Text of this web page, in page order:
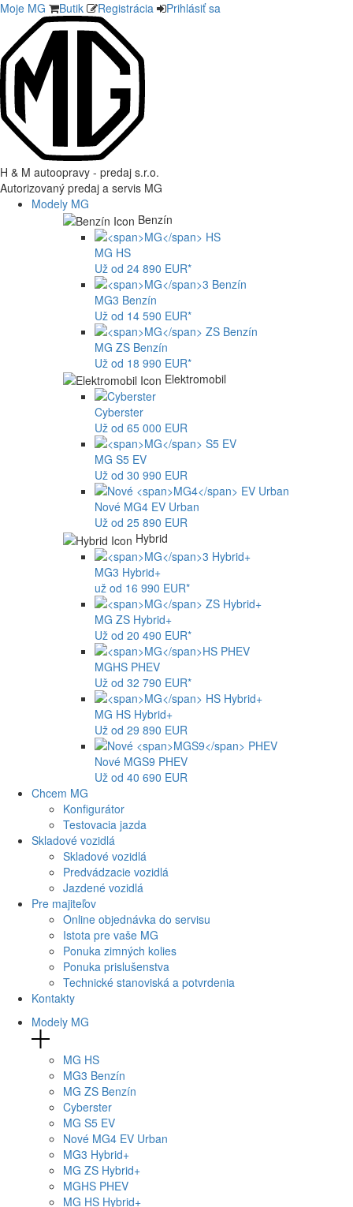
Moje MG Butik Registrácia Prihlásiť sa
H & M autoopravy - predaj s.r.o.
Autorizovaný predaj a servis MG
Modely MG
Benzín
MG HS
Už od 24 890 EUR*
MG3 Benzín
Už od 14 590 EUR*
MG ZS Benzín
Už od 18 990 EUR*
Elektromobil
Cyberster
Už od 65 000 EUR
MG S5 EV
Už od 30 990 EUR
Nové MG4 EV Urban
Už od 25 890 EUR
Hybrid
MG3 Hybrid+
už od 16 990 EUR*
MG ZS Hybrid+
Už od 20 490 EUR*
MGHS PHEV
Už od 32 790 EUR*
MG HS Hybrid+
Už od 29 890 EUR
Nové MGS9 PHEV
Už od 40 690 EUR
Chcem MG
Konfigurátor
Testovacia jazda
Skladové vozidlá
Skladové vozidlá
Predvádzacie vozidlá
Jazdené vozidlá
Pre majiteľov
Online objednávka do servisu
Istota pre vaše MG
Ponuka zimných kolies
Ponuka prislušenstva
Technické stanoviská a potvrdenia
Kontakty
Modely MG
MG HS
MG3 Benzín
MG ZS Benzín
Cyberster
MG S5 EV
Nové MG4 EV Urban
MG3 Hybrid+
MG ZS Hybrid+
MGHS PHEV
MG HS Hybrid+